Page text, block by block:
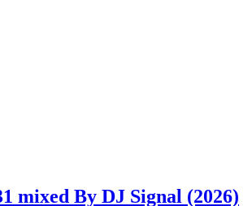
mixed By DJ Signal (2026)